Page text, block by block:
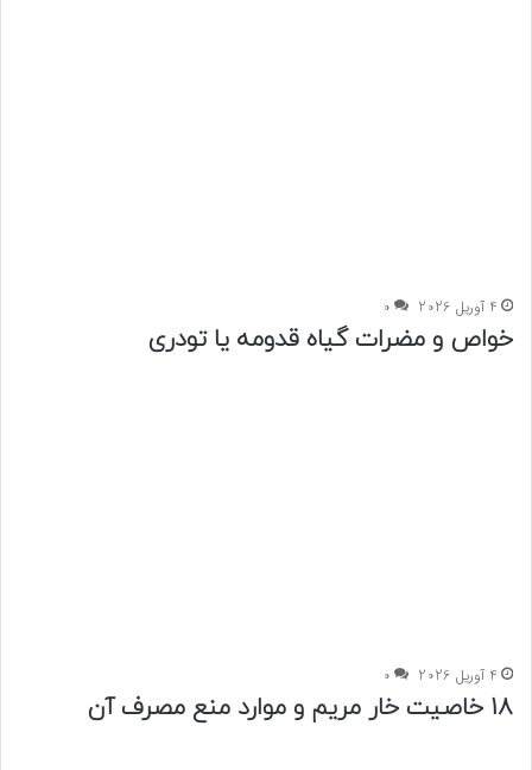
4 آوریل 2026 0
خواص و مضرات گیاه قدومه یا تودری
4 آوریل 2026 0
18 خاصیت خار مریم و موارد منع مصرف آن